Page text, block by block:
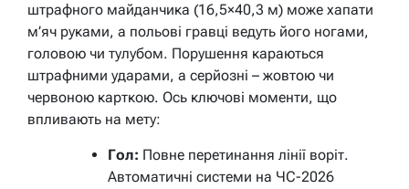
штрафного майданчика (16,5×40,3 м) може хапати
м’яч руками, а польові гравці ведуть його ногами,
головою чи тулубом. Порушення караються
штрафними ударами, а серйозні – жовтою чи
червоною карткою. Ось ключові моменти, що
впливають на мету:
Гол: Повне перетинання лінії воріт.
Автоматичні системи на ЧС-2026